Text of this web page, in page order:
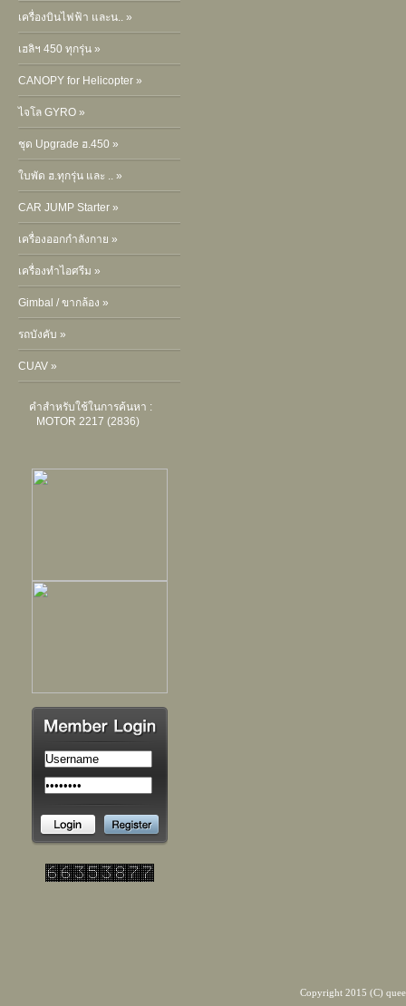
เครื่องบินไฟฟ้า และน.. »
เฮลิฯ 450 ทุกรุ่น »
CANOPY for Helicopter »
ไจโล GYRO »
ชุด Upgrade ฮ.450 »
ใบพัด ฮ.ทุกรุ่น และ .. »
CAR JUMP Starter »
เครื่องออกกำลังกาย »
เครื่องทำไอศรีม »
Gimbal / ขากล้อง »
รถบังคับ »
CUAV »
คำสำหรับใช้ในการค้นหา :
MOTOR 2217 (2836)
Copyright 2015 (C)